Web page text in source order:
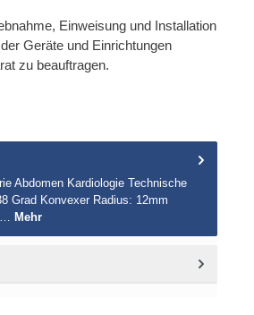
Einweisung und Installation
Geräte und Einrichtungen
zu beauftragen.
Abdomen Kardiologie Technische
Grad Konvexer Radius: 12mm
Mehr